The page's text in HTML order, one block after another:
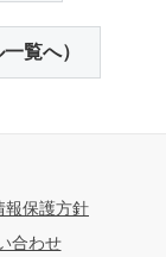
覧へ）
報保護方針
合わせ